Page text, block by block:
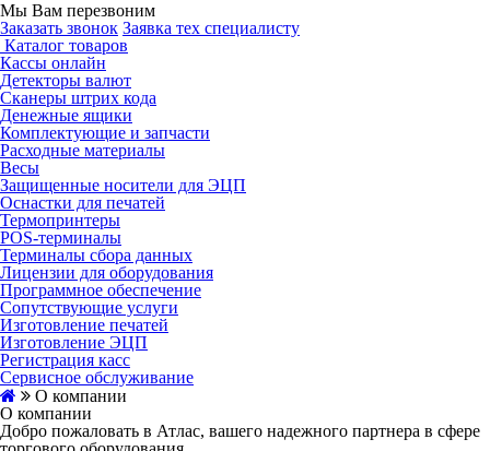
Мы Вам перезвоним
Заказать звонок Заявка тех специалисту
Каталог товаров
Кассы онлайн
Детекторы валют
Сканеры штрих кода
Денежные ящики
Комплектующие и запчасти
Расходные материалы
Весы
Защищенные носители для ЭЦП
Оснастки для печатей
Термопринтеры
POS-терминалы
Терминалы сбора данных
Лицензии для оборудования
Программное обеспечение
Сопутствующие услуги
Изготовление печатей
Изготовление ЭЦП
Регистрация касс
Сервисное обслуживание
О компании
О компании
Добро пожаловать в Атлас, вашего надежного партнера в сфере